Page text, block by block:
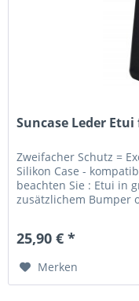
Suncase Leder
Zweifacher Schutz =
Silikon Case -
beachten Sie : Etui in
zusätzlichem Bumper
25,90 € *
Merken